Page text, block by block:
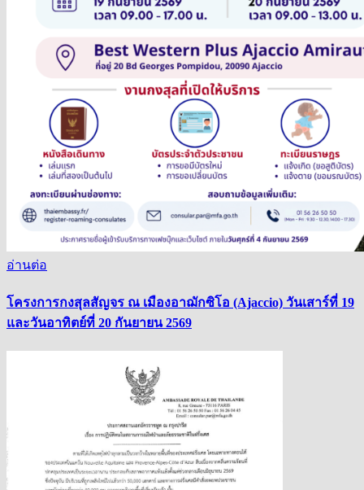
อ่านต่อ
โครงการกงสุลสัญจร ณ เมืองอาฌักซิโอ (Ajaccio) วันเสาร์ที่ 19
และวันอาทิตย์ที่ 20 กันยายน 2569